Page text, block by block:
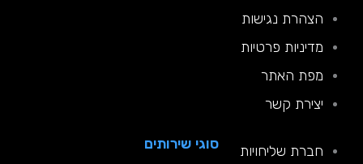
הצהרת נגישות
מדיניות פרטיות
מפת האתר
יצירת קשר
סוגי שירותים
חברת שליחויות